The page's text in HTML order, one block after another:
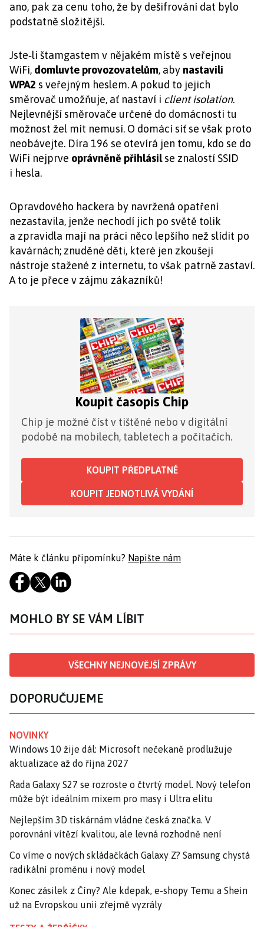
ano, pak za cenu toho, že by dešifrování dat bylo
podstatně složitější.
Jste‑li štamgastem v nějakém místě s veřejnou
WiFi, domluvte provozovatelům, abynastavili
WPA2 s veřejným heslem. A pokud to jejich
směrovač umožňuje, ať nastaví i client isolation.
Nejlevnější směrovače určené do domácnosti tu
možnost žel mít nemusí. O domácí síť se však proto
neobávejte. Díra 196 se otevírá jen tomu, kdo se do
WiFi nejprve oprávněně přihlásilse znalostí SSID
i hesla.
Opravdového hackera by navržená opatření
nezastavila, jenže nechodí jich po světě tolik
a zpravidla mají na práci něco lepšího než slídit po
kavárnách; znuděné děti, které jen zkoušejí
nástroje stažené z internetu, to však patrně zastaví.
A to je přece v zájmu zákazníků!
Koupit časopis Chip
Chip je možné číst v tištěné nebo v digitální
podobě na mobilech, tabletech a počítačích.
KOUPIT PŘEDPLATNÉ
KOUPIT JEDNOTLIVÁ VYDÁNÍ
Máte k článku připomínku? Napište nám
MOHLO BY SE VÁM LÍBIT
VŠECHNY NEJNOVĚJŠÍ ZPRÁVY
DOPORUČUJEME
NOVINKY
Windows 10 žije dál: Microsoft nečekaně prodlužuje
aktualizace až do října 2027
Řada Galaxy S27 se rozroste o čtvrtý model. Nový telefon
může být ideálním mixem pro masy i Ultra elitu
Nejlepším 3D tiskárnám vládne česká značka. V
porovnání vítězí kvalitou, ale levná rozhodně není
Co víme o nových skládačkách Galaxy Z? Samsung chystá
radikální proměnu i nový model
Konec zásilek z Číny? Ale kdepak, e-shopy Temu a Shein
už na Evropskou unii zřejmě vyzrály